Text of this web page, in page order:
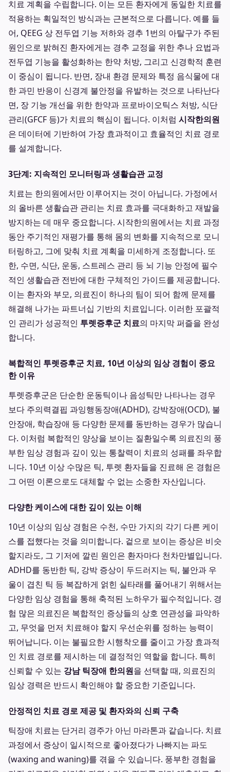
치료 계획을 수립합니다. 이는 모든 환자에게 동일한 치료를
적용하는 획일적인 방식과는 근본적으로 다릅니다. 예를 들
어, QEEG 상 전두엽 기능 저하와 경추 1번의 아탈구가 주된
원인으로 밝혀진 환자에게는 경추 교정을 위한 추나 요법과
전두엽 기능을 활성화하는 한약 처방, 그리고 신경학적 훈련
이 중심이 됩니다. 반면, 장내 환경 문제와 특정 음식물에 대
한 과민 반응이 신경계 불안정을 유발하는 것으로 나타난다
면, 장 기능 개선을 위한 한약과 프로바이오틱스 처방, 식단
관리(GFCF 등)가 치료의 핵심이 됩니다. 이처럼 시작한의원
은 데이터에 기반하여 가장 효과적이고 효율적인 치료 경로
를 설계합니다.
3단계: 지속적인 모니터링과 생활습관 교정
치료는 한의원에서만 이루어지는 것이 아닙니다. 가정에서
의 올바른 생활습관 관리는 치료 효과를 극대화하고 재발을
방지하는 데 매우 중요합니다. 시작한의원에서는 치료 과정
동안 주기적인 재평가를 통해 몸의 변화를 지속적으로 모니
터링하고, 그에 맞춰 치료 계획을 미세하게 조정합니다. 또
한, 수면, 식단, 운동, 스트레스 관리 등 뇌 기능 안정에 필수
적인 생활습관 전반에 대한 구체적인 가이드를 제공합니다.
이는 환자와 부모, 의료진이 하나의 팀이 되어 함께 문제를
해결해 나가는 파트너십 기반의 치료입니다. 이러한 포괄적
인 관리가 성공적인 투렛증후군 치료의 마지막 퍼즐을 완성
합니다.
복합적인 투렛증후군 치료, 10년 이상의 임상 경험이 중요
한 이유
투렛증후군은 단순한 운동틱이나 음성틱만 나타나는 경우
보다 주의력결핍 과잉행동장애(ADHD), 강박장애(OCD), 불
안장애, 학습장애 등 다양한 문제를 동반하는 경우가 많습니
다. 이처럼 복합적인 양상을 보이는 질환일수록 의료진의 풍
부한 임상 경험과 깊이 있는 통찰력이 치료의 성패를 좌우합
니다. 10년 이상 수많은 틱, 투렛 환자들을 진료해 온 경험은
그 어떤 이론으로도 대체할 수 없는 소중한 자산입니다.
다양한 케이스에 대한 깊이 있는 이해
10년 이상의 임상 경험은 수천, 수만 가지의 각기 다른 케이
스를 접했다는 것을 의미합니다. 겉으로 보이는 증상은 비슷
할지라도, 그 기저에 깔린 원인은 환자마다 천차만별입니다.
ADHD를 동반한 틱, 강박 증상이 두드러지는 틱, 불안과 우
울이 겹친 틱 등 복잡하게 얽힌 실타래를 풀어내기 위해서는
다양한 임상 경험을 통해 축적된 노하우가 필수적입니다. 경
험 많은 의료진은 복합적인 증상들의 상호 연관성을 파악하
고, 무엇을 먼저 치료해야 할지 우선순위를 정하는 능력이
뛰어납니다. 이는 불필요한 시행착오를 줄이고 가장 효과적
인 치료 경로를 제시하는 데 결정적인 역할을 합니다. 특히
신뢰할 수 있는 강남 틱장애 한의원을 선택할 때, 의료진의
임상 경력은 반드시 확인해야 할 중요한 기준입니다.
안정적인 치료 경로 제공 및 환자와의 신뢰 구축
틱장애 치료는 단거리 경주가 아닌 마라톤과 같습니다. 치료
과정에서 증상이 일시적으로 좋아졌다가 나빠지는 파도
(waxing and waning)를 겪을 수 있습니다. 풍부한 경험을